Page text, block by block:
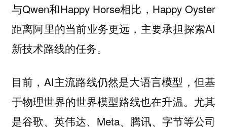
与Qwen和Happy Horse相比，Happy Oyster
距离阿里的当前业务更远，主要承担探索AI
新技术路线的任务。
目前，AI主流路线仍然是大语言模型，但基
于物理世界的世界模型路线也在升温。尤其
是谷歌、英伟达、Meta、腾讯、字节等公司